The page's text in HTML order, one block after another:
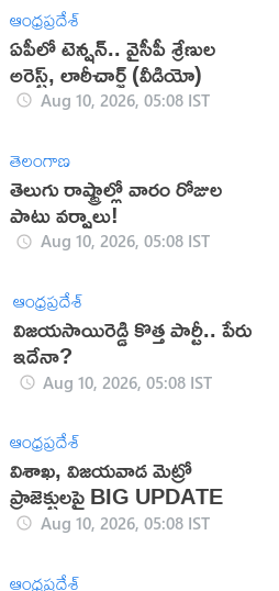
ఆంధ్రప్రదేశ్
ఏపీలో టెన్షన్.. వైసీపీ శ్రేణుల
అరెస్ట్, లాఠీచార్జ్‌ (వీడియో)
Aug 10, 2026, 05:08 IST
తెలంగాణ
తెలుగు రాష్ట్రాల్లో వారం రోజుల
పాటు వర్షాలు!
Aug 10, 2026, 05:08 IST
ఆంధ్రప్రదేశ్
విజయసాయిరెడ్డి కొత్త పార్టీ.. పేరు
ఇదేనా?
Aug 10, 2026, 05:08 IST
ఆంధ్రప్రదేశ్
విశాఖ, విజయవాడ మెట్రో
ప్రాజెక్టులపై BIG UPDATE
Aug 10, 2026, 05:08 IST
ఆంధ్రప్రదేశ్